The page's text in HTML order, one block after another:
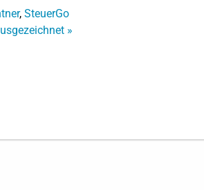
, SteuerGo
»